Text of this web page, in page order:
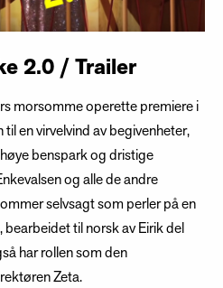
2.0 / Trailer
morsomme operette premiere i
en virvelvind av begivenheter,
benspark og dristige
og alle de andre
selvsagt som perler på en
bearbeidet til norsk av Eirik del
har rollen som den
Zeta.